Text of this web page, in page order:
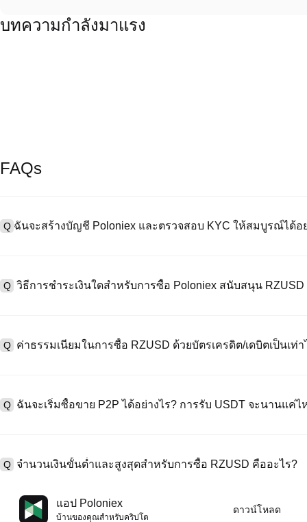
บทความกำลังมาแรง
FAQs
Q ฉันจะสร้างบัญชี Poloniex และตรวจสอบ KYC ให้สมบูรณ์ได้อ
"ความปลอดภัย" อัปโหลดเอกสาร Id ที่ถูกต้องของคุณ และถ่ายเซลฟี่เ
Q วิธีการชำระเงินใดสำหรับการซื้อ Poloniex สนับสนุน RZUSD
ซื้อขาย OTC สำหรับธุรกรรมขนาดใหญ่เกิน 100,000 USD พร้อมใบเสนอ
Q ค่าธรรมเนียมในการซื้อ RZUSD ด้วยบัตรเครดิต/เดบิตเป็นเท่า
ธรรมเนียมการซื้อขายแบบสปอตมาตรฐาน (ต่ำถึง 0.05%) ใช้กับการซื้อขา
Q ฉันจะเริ่มซื้อขาย P2P ได้อย่างไร? การรับ USDT จะนานแค่ไ
กับวิธีการชำระเงินและเวลาตอบสนองของผู้ขาย
Q จำนวนเงินขั้นต่ำและสูงสุดสำหรับการซื้อ RZUSD คืออะไร?
ขีดจำกัดขั้นต่ำและสูงสุดแตกต่างกันขึ้นอยู่กับวิธีการซื้อและระดับการ
ดอลลาร์โดยสูงสุดขึ้นอยู่กับผู้ให้บริการ ผู้ขาย P2P ส่วนใหญ่มีข้อกำหนดก
แอป Poloniex
บ้านของคุณสําหรับคริปโต
ดาวน์โหลด